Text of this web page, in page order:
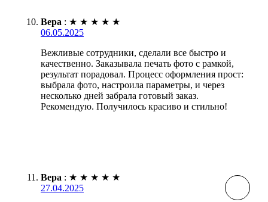
Вера : ★ ★ ★ ★ ★
06.05.2025
Вежливые сотрудники, сделали все быстро и
качественно. Заказывала печать фото с рамкой,
результат порадовал. Процесс оформления прост:
выбрала фото, настроила параметры, и через
несколько дней забрала готовый заказ.
Рекомендую. Получилось красиво и стильно!
Вера : ★ ★ ★ ★ ★
27.04.2025